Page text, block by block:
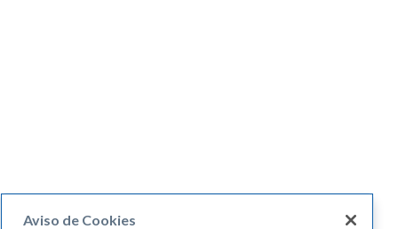
Aviso de Cookies